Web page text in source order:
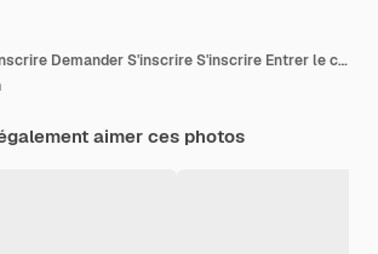
S'inscrire S'inscrire Demander S'inscrire S'inscrire Entrer le concept
aimer ces photos